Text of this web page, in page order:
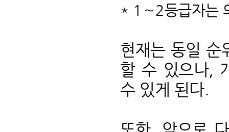
* 1∼2등급자는
현재는 동일 순
할 수 있으나,
수 있게 된다.